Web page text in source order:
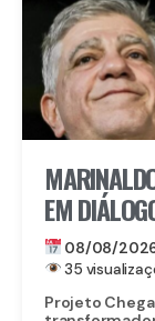
EM
08/08/
35
Projeto